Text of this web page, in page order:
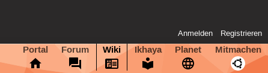
Anmelden Registrieren
Portal Forum Wiki Ikhaya Planet Mitmachen